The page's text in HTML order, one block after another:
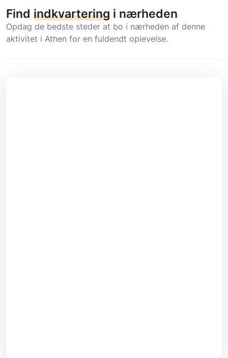
Find indkvartering i nærheden
Opdag de bedste steder at bo i nærheden af denne
aktivitet i Athen for en fuldendt oplevelse.